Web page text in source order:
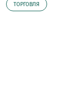
ТОРГОВЛЯ